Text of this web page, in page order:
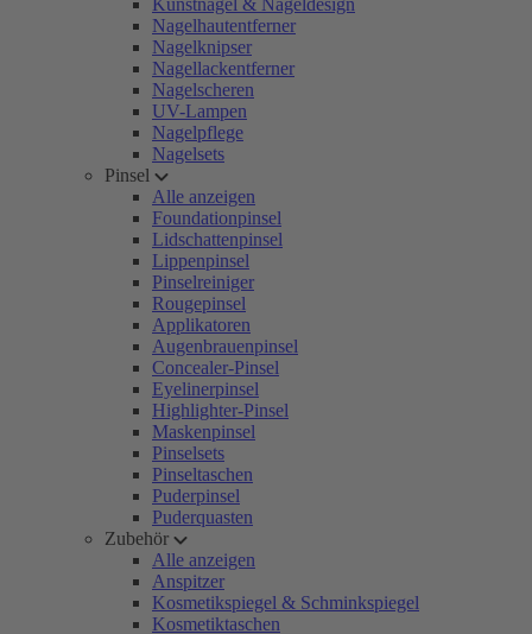
Kunstnägel & Nageldesign
Nagelhautentferner
Nagelknipser
Nagellackentferner
Nagelscheren
UV-Lampen
Nagelpflege
Nagelsets
Pinsel
Alle anzeigen
Foundationpinsel
Lidschattenpinsel
Lippenpinsel
Pinselreiniger
Rougepinsel
Applikatoren
Augenbrauenpinsel
Concealer-Pinsel
Eyelinerpinsel
Highlighter-Pinsel
Maskenpinsel
Pinselsets
Pinseltaschen
Puderpinsel
Puderquasten
Zubehör
Alle anzeigen
Anspitzer
Kosmetikspiegel & Schminkspiegel
Kosmetiktaschen